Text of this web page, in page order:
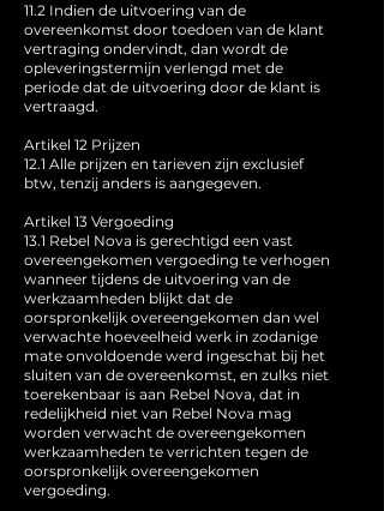
11.2 Indien de uitvoering van de
overeenkomst door toedoen van de klant
vertraging ondervindt, dan wordt de
opleveringstermijn verlengd met de
periode dat de uitvoering door de klant is
vertraagd.
Artikel 12 Prijzen
12.1 Alle prijzen en tarieven zijn exclusief
btw, tenzij anders is aangegeven.
Artikel 13 Vergoeding
13.1 Rebel Nova is gerechtigd een vast
overeengekomen vergoeding te verhogen
wanneer tijdens de uitvoering van de
werkzaamheden blijkt dat de
oorspronkelijk overeengekomen dan wel
verwachte hoeveelheid werk in zodanige
mate onvoldoende werd ingeschat bij het
sluiten van de overeenkomst, en zulks niet
toerekenbaar is aan Rebel Nova, dat in
redelijkheid niet van Rebel Nova mag
worden verwacht de overeengekomen
werkzaamheden te verrichten tegen de
oorspronkelijk overeengekomen
vergoeding.